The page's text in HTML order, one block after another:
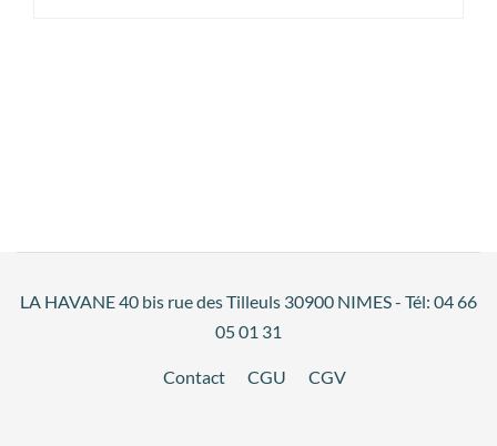
LA HAVANE 40 bis rue des Tilleuls 30900 NIMES - Tél: 04 66
05 01 31
Contact CGU CGV